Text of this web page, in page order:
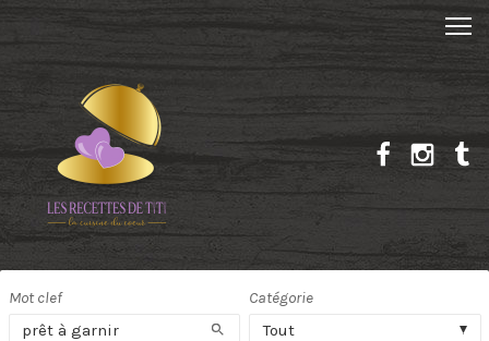
Mot clef
Rechercher
Catégorie
Tout